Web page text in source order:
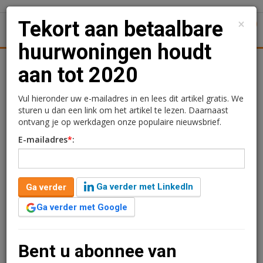
Achtergronden
Tekort aan betaalbare
huurwoningen houdt aan
tot 2020
9 februari 2015 om 14:50 4 minuten leestijd
Hoewel er een recordvolume aan kapitaal beschikbaar is, de
rente laag is én een grote vraag van huurders naar (middeldure)
toont aan dat de tijd van lange wachtlijsten nog niet voorbij is.
Nederland zal de komende jaren blijven kampen met een tekort
×
Tekort aan betaalbare
huurwoningen houdt
aan tot 2020
Vul hieronder uw e-mailadres in en lees dit artikel gratis. We
sturen u dan een link om het artikel te lezen. Daarnaast
ontvang je op werkdagen onze populaire nieuwsbrief.
E-mailadres*:
Ga verder
Ga verder met LinkedIn
Ga verder met Google
Bent u abonnee van